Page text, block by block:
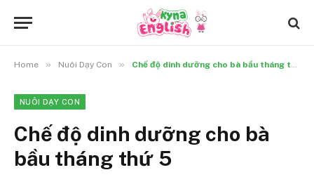
Home » Nuôi Dạy Con » Chế độ dinh dưỡng cho bà bầu tháng thứ 5
NUÔI DẠY CON
Chế độ dinh dưỡng cho bà
bầu tháng thứ 5